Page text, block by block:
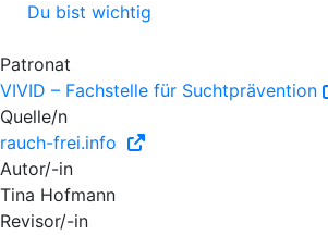
Du bist wichtig
Patronat
VIVID – Fachstelle für Suchtprävention
Quelle/n
rauch-frei.info
Autor/-in
Tina Hofmann
Revisor/-in